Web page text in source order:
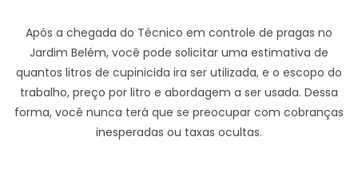
Após a chegada do Técnico em controle de pragas no
Jardim Belém, você pode solicitar uma estimativa de
quantos litros de cupinicida ira ser utilizada, e o escopo do
trabalho, preço por litro e abordagem a ser usada. Dessa
forma, você nunca terá que se preocupar com cobranças
inesperadas ou taxas ocultas.